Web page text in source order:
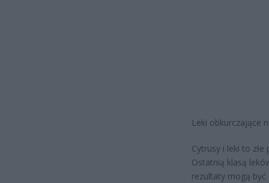
Leki obkurczające
Cytrusy i leki to złe
Ostatnią klasą
rezultaty mogą być